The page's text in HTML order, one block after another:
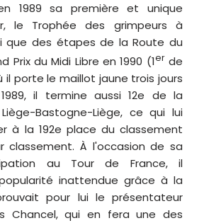
1989 sa première et unique
le Trophée des grimpeurs à
que des étapes de la Route du
Prix du Midi Libre en 1990 (1erde
il porte le maillot jaune trois jours
1989, il termine aussi 12e de la
Bastogne-Liège, ce qui lui
à la 192e place du classement
classement. À l'occasion de sa
au Tour de France, il
inattendue grâce à la
pour lui le présentateur
Chancel, qui en fera une des